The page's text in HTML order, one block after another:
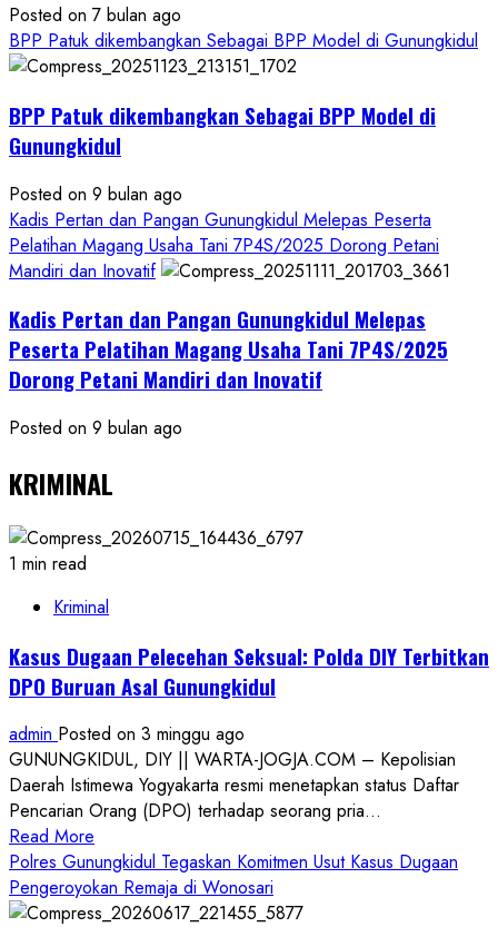
Posted on 7 bulan ago
BPP Patuk dikembangkan Sebagai BPP Model di Gunungkidul
BPP Patuk dikembangkan Sebagai BPP Model di
Gunungkidul
Posted on 9 bulan ago
Kadis Pertan dan Pangan Gunungkidul Melepas Peserta
Pelatihan Magang Usaha Tani 7P4S/2025 Dorong Petani
Mandiri dan Inovatif
Kadis Pertan dan Pangan Gunungkidul Melepas
Peserta Pelatihan Magang Usaha Tani 7P4S/2025
Dorong Petani Mandiri dan Inovatif
Posted on 9 bulan ago
KRIMINAL
1 min read
Kriminal
Kasus Dugaan Pelecehan Seksual: Polda DIY Terbitkan
DPO Buruan Asal Gunungkidul
admin Posted on 3 minggu ago
GUNUNGKIDUL, DIY || WARTA-JOGJA.COM – Kepolisian
Daerah Istimewa Yogyakarta resmi menetapkan status Daftar
Pencarian Orang (DPO) terhadap seorang pria...
Read More
more
about
Kasus
Polres Gunungkidul Tegaskan Komitmen Usut Kasus Dugaan
Pengeroyokan Remaja di Wonosari